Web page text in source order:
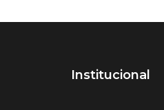
Institucional